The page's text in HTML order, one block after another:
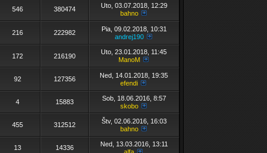
546 380474
Uto, 03.07.2018, 12:29
bahno
216 222982
Pia, 09.02.2018, 10:31
andrej190
172 216190
Uto, 23.01.2018, 11:45
ManoM
92 127356
Ned, 14.01.2018, 19:35
efendi
4 15883
Sob, 18.06.2016, 8:57
skobo
455 312512
Štv, 02.06.2016, 16:03
bahno
13 14336
Ned, 13.03.2016, 13:11